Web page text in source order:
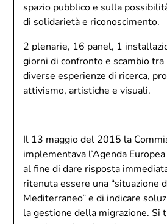
spazio pubblico e sulla
di solidarietà e riconoscimento.
2 plenarie, 16 panel, 1
giorni di confronto e scambio tra
diverse esperienze di ricerca,
attivismo, artistiche e visuali.
Il 13 maggio del 2015 la
implementava l’Agenda
al fine di dare risposta
ritenuta essere una “situazione
Mediterraneo” e di indicare
la gestione della migrazione. Si